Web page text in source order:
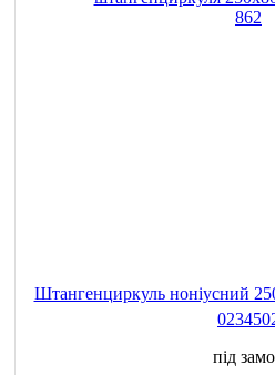
Штангенциркуль ноніусний
під